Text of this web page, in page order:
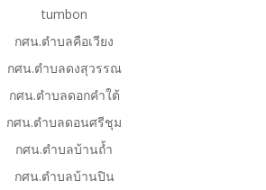
tumbon
กศน.ตำบลคือเวียง
กศน.ตำบลดงสุวรรณ
กศน.ตำบลดอกคำใต้
กศน.ตำบลดอนศรีชุม
กศน.ตำบลบ้านถ้ำ
กศน.ตำบลบ้านปิน